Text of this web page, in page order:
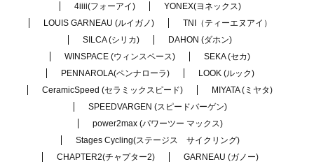
4iiii(フォーアイ)
YONEX(ヨネックス)
LOUIS GARNEAU (ルイガノ)
TNI（ティーエヌアイ）
SILCA (シリカ)
DAHON (ダホン)
WINSPACE (ウィンスペース)
SEKA (セカ)
PENNAROLA(ペンナローラ)
LOOK (ルック)
CeramicSpeed (セラミックスピード)
MIYATA (ミヤタ)
SPEEDVARGEN (スピードバーゲン)
power2max (パワーツー マックス)
Stages Cycling(ステージス サイクリング)
CHAPTER2(チャプター2)
GARNEAU (ガノー)